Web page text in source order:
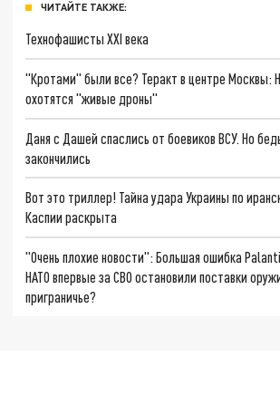
ЧИТАЙТЕ ТАКЖЕ:
Технофашисты XXI века
"Кротами" были все? Теракт в центре Москвы:
охотятся "живые дроны"
Даня с Дашей спаслись от боевиков ВСУ. Но
закончились
Вот это триллер! Тайна удара Украины по
Каспии раскрыта
"Очень плохие новости": Большая ошибка
НАТО впервые за СВО остановили поставки
приграничье?